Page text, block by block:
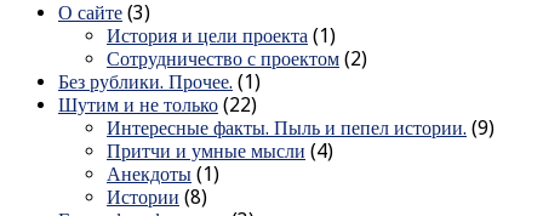
О сайте (3)
История и цели проекта (1)
Сотрудничество с проектом (2)
Без рублики. Прочее. (1)
Шутим и не только (22)
Интересные факты. Пыль и пепел истории. (9)
Притчи и умные мысли (4)
Анекдоты (1)
Истории (8)